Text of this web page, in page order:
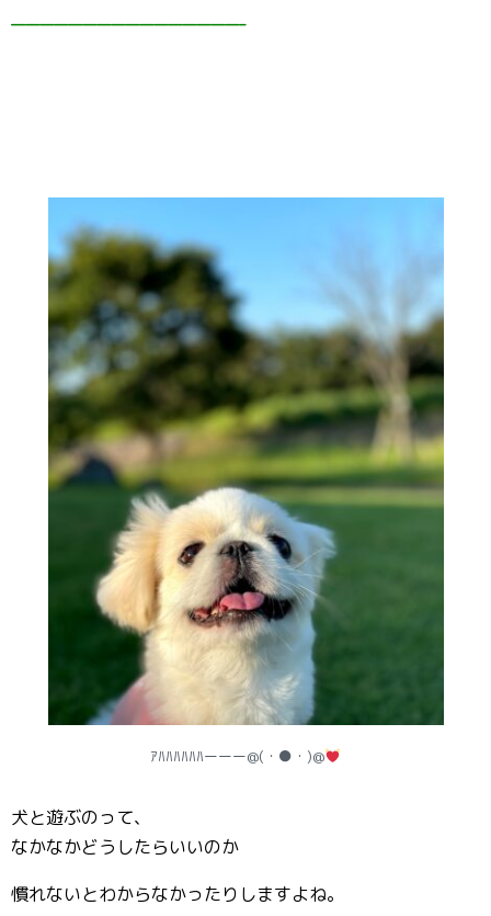
————————————————–
ｱﾊﾊﾊﾊﾊﾊーーー@(・●・)@
犬と遊ぶのって、
なかなかどうしたらいいのか
慣れないとわからなかったりしますよね。